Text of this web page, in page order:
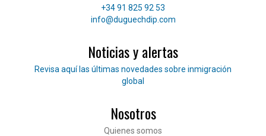
Pié de página
Teléfono
+34 91 825 92 53
Correo electrónico
info@duguechdip.com
Noticias y alertas
Lee nuestras noticias
Revisa aquí las últimas novedades sobre inmigración
global
Nosotros
Quienes somos